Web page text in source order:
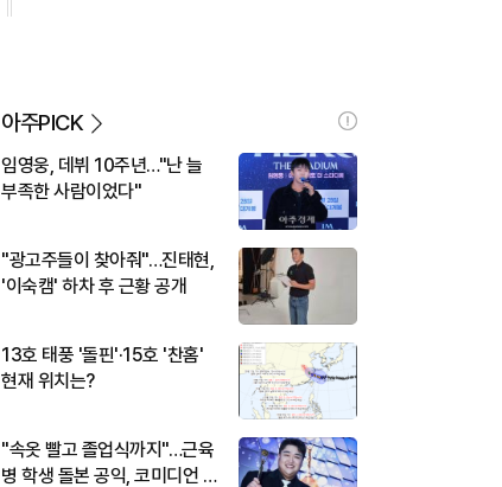
아주PICK
임영웅, 데뷔 10주년…"난 늘
부족한 사람이었다"
"광고주들이 찾아줘"…진태현,
'이숙캠' 하차 후 근황 공개
13호 태풍 '돌핀'·15호 '찬홈'
현재 위치는?
"속옷 빨고 졸업식까지"…근육
병 학생 돌본 공익, 코미디언 김